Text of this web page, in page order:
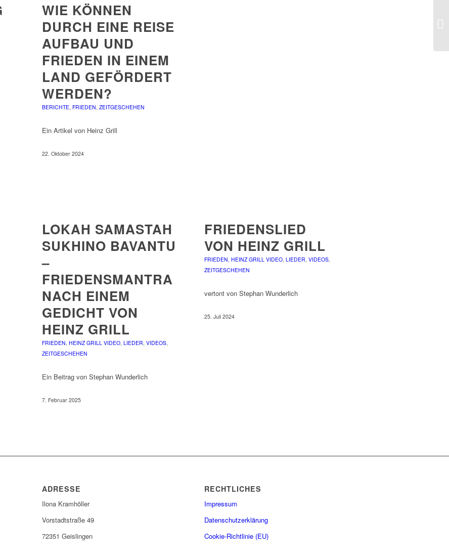
WIE KÖNNEN
DURCH EINE REISE
AUFBAU UND
FRIEDEN IN EINEM
LAND GEFÖRDERT
WERDEN?
BERICHTE, FRIEDEN, ZEITGESCHEHEN
Ein Artikel von Heinz Grill
22. Oktober 2024
LOKAH SAMASTAH
SUKHINO BAVANTU
–
FRIEDENSMANTRA
NACH EINEM
GEDICHT VON
HEINZ GRILL
FRIEDEN, HEINZ GRILL VIDEO, LIEDER, VIDEOS,
ZEITGESCHEHEN
Ein Beitrag von Stephan Wunderlich
7. Februar 2025
FRIEDENSLIED
VON HEINZ GRILL
FRIEDEN,HEINZ GRILL VIDEO,LIEDER,VIDEOS,
ZEITGESCHEHEN
vertont von Stephan Wunderlich
25. Juli 2024
ADRESSE
Ilona Kramhöller
Vorstadtstraße 49
72351 Geislingen
RECHTLICHES
Impressum
Datenschutzerklärung
Cookie-Richtlinie (EU)